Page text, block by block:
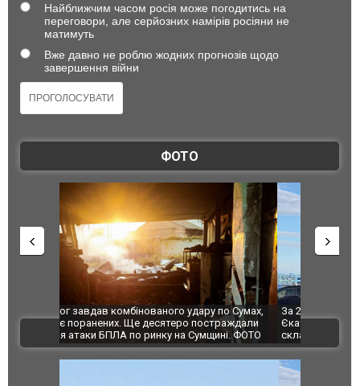
Найближчим часом росія може погодитись на
переговори, але серйозних намірів росіяни не
матимуть
Вже давно не роблю жодних прогнозів щодо
завершення війни
ФОТО
За 2000 кілометрів від кордону з Україною: в
Єкатеринбурзі після атаки дронів загорівся
склад Wildberries. ФОТО. ВІДЕО
"Мої
ВІДЕО